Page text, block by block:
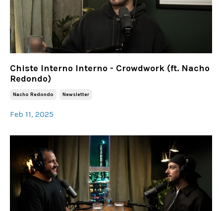
Chiste Interno Interno - Crowdwork (ft. Nacho
Redondo)
Nacho Redondo Newsletter
Feb 11, 2025